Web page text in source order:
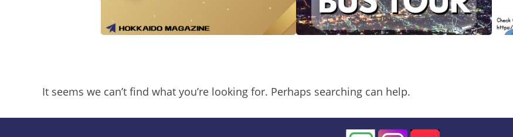
It seems we can’t find what you’re looking for. Perhaps searching can help.